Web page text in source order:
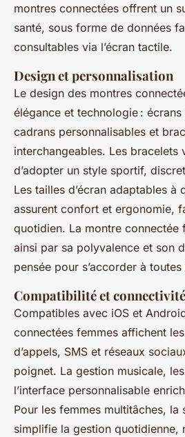
montres connectées offrent un
santé, sous forme de données
consultables via l’écran tactile.
Design et personnalisation
Le design des montres
élégance et technologie : écrans
cadrans personnalisables et
interchangeables. Les bracelets
d’adopter un style sportif,
Les tailles d’écran adaptables à
assurent confort et ergonomie,
quotidien. La montre connectée
ainsi par sa polyvalence et son
pensée pour s’accorder à toutes
Compatibilité et connectivité
Compatibles avec iOS et
connectées femmes affichent
d’appels, SMS et réseaux
poignet. La gestion musicale,
l’interface personnalisable
Pour les femmes multitâches, la
simplifie la gestion quotidienne,